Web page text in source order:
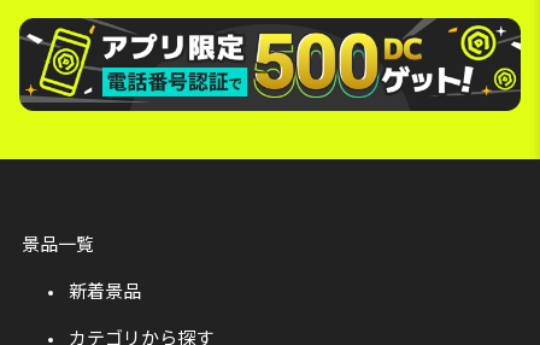
景品一覧
新着景品
カテゴリから探す